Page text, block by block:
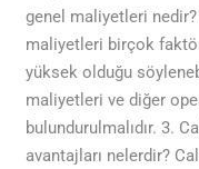
genel maliyetleri
maliyetleri birçok
yüksek olduğu
maliyetleri ve diğer
bulundurulmalıdır. 3.
avantajları nelerdir?